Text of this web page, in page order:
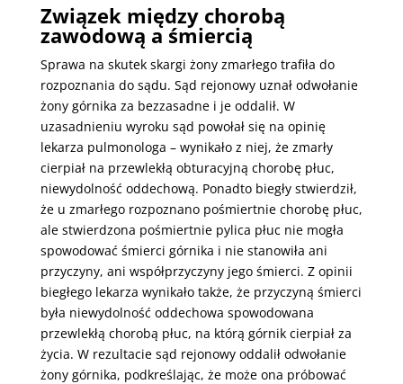
Związek między chorobą
zawodową a śmiercią
Sprawa na skutek skargi żony zmarłego trafiła do
rozpoznania do sądu. Sąd rejonowy uznał odwołanie
żony górnika za bezzasadne i je oddalił. W
uzasadnieniu wyroku sąd powołał się na opinię
lekarza pulmonologa – wynikało z niej, że zmarły
cierpiał na przewlekłą obturacyjną chorobę płuc,
niewydolność oddechową. Ponadto biegły stwierdził,
że u zmarłego rozpoznano pośmiertnie chorobę płuc,
ale stwierdzona pośmiertnie pylica płuc nie mogła
spowodować śmierci górnika i nie stanowiła ani
przyczyny, ani współprzyczyny jego śmierci. Z opinii
biegłego lekarza wynikało także, że przyczyną śmierci
była niewydolność oddechowa spowodowana
przewlekłą chorobą płuc, na którą górnik cierpiał za
życia. W rezultacie sąd rejonowy oddalił odwołanie
żony górnika, podkreślając, że może ona próbować